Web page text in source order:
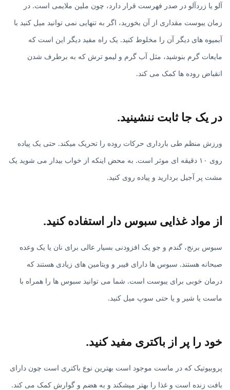
آلو یا زردآلو در صدر فهرست قرار دارد، چون ملین ملایمی است. در
زمان یبوست مقداری از آن بخورید، اگر به تنهایی نمی توانید میل کنید با
آبمیوه های دیگر آن را مخلوط کنید. یک راه مفید دیگر این است که
مایعات گرم بنوشید، مثل آب گرم و لیمو ترش که به برطرف شدن
انقباض روده ها کمک می کند.
در یک جا ثابت ننشینید.
ورزش منظم طی بارداری حرکات روده را تحریک میکند. حتی یک پیاده
روی ۱۰ دقیقه ای موثر است. به محض اینکه از خواب بیدار می شوید یک
مشت پر آجیل بردارید و پیاده روی کنید.
از مواد غذایی سبوس دار استفاده کنید.
سبوس برنج، گندم و جو یک افزودنی بسیار عالی برای نان یا یک وعده
صبحانه هستند. سبوس ها دارای فیبر و ویتامین های زیادی هستند که
درمان خوبی برای یبوست است. شما می توانید سبوس ها را همراه با
ماست یا شیر و یا حتی سوپ میل کنید.
خود را پر از باکتری مفید کنید.
پروبیوتیک که در ماست موجود است بهترین نوع باکتری است چون دارای
بافت زنده است و غذا را بهتر میشکند و به هضم و گوارش کمک می کند.